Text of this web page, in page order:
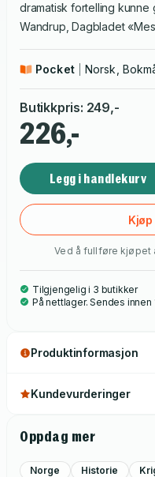
dramatisk fortelling kunne
Wandrup, Dagbladet
måte at man har
Jakten på Olav den hellige.
Pocket Norsk,
Butikkpris: 249,-
226,-
Legg i handlekurv
Kjøp
Ved å fullføre kjøpet
Tilgjengelig i 3 butikker
På nettlager. Sendes innen
Produktinformasjon
Kundevurderinger
Oppdag mer
Norge Historie